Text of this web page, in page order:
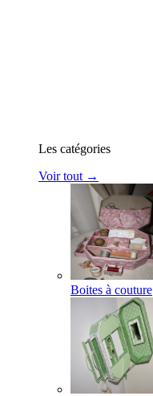
Les catégories
Voir tout →
Boites à couture